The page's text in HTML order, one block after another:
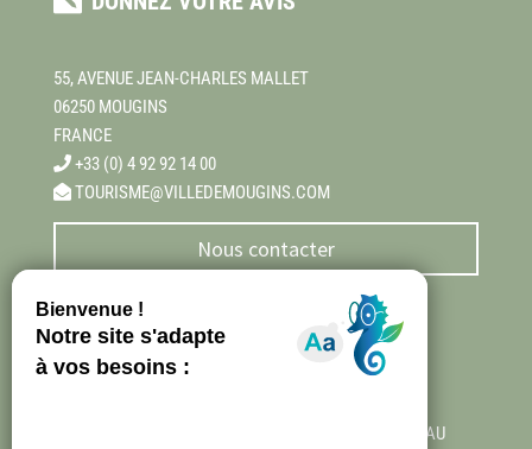
55, AVENUE JEAN-CHARLES MALLET
06250 MOUGINS
FRANCE
+33 (0) 4 92 92 14 00
TOURISME@VILLEDEMOUGINS.COM
Nous contacter
: OUVERT DU LUNDI AU